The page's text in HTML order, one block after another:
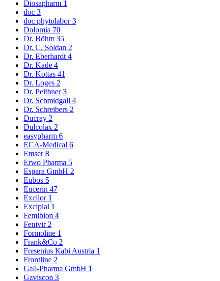
Diosapharm 1
doc 3
doc phytolabor3
Dolomia 70
Dr. Böhm 35
Dr. C. Soldan 2
Dr. Eberhardt 4
Dr. Kade 4
Dr. Kottas 41
Dr. Loges 2
Dr. Peithner3
Dr. Schmidgall 4
Dr. Schreibers 2
Ducray 2
Dulcolax 2
easypharm 6
ECA-Medical 6
Emser8
Erwo Pharma 5
Espara GmbH 2
Eubos 5
Eucerin 47
Excilor 1
Excipial 1
Femibion 4
Fenivir 2
Formoline 1
Frank&Co 2
Fresenius Kabi Austria 1
Frontline 2
Gall-Pharma GmbH 1
Gaviscon 3